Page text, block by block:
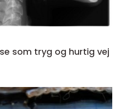
som tryg og hurtig vej